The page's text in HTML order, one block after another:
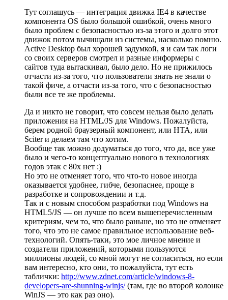
Тут соглашусь — интеграция движка IE4 в качестве
компонента OS было большой ошибкой, очень много
было проблем с безопасностью из-за этого и долго этот
движок потом вычищали из системы, насколько помню.
Active Desktop был хорошей задумкой, я и сам так логи
со своих серверов смотрел и разные информеры с
сайтов туда вытаскивал, было дело. Но не прижилось
отчасти из-за того, что пользователи знать не знали о
такой фиче, а отчасти из-за того, что с безопасностью
были все те же проблемы.
Да и никто не говорит, что совсем нельзя было делать
приложения на HTML/JS для Windows. Пожалуйста,
берем родной браузерный компонент, или HTA, или
Sciter и делаем там что хотим.
Вообще так можно додуматься до того, что да, все уже
было и чего-то концептуально нового в технологиях
годов этак с 80х нет :)
Но это не отменяет того, что что-то новое иногда
оказывается удобнее, гибче, безопаснее, проще в
разработке и сопровождении и т.д.
Так и с новым способом разработки под Windows на
HTML5/JS — он лучше по всем вышеперечисленным
критериям, чем то, что было раньше, но это не отменяет
того, что это не самое правильное использование веб-
технологий. Опять-таки, это мое личное мнение и
создатели приложений, которыми пользуются
миллионы людей, со мной могут не согласиться, но если
вам интересно, кто они, то пожалуйста, тут есть
таблички: http://www.zdnet.com/article/windows-8-
developers-are-shunning-winjs/(там, где во второй колонке
WinJS — это как раз оно).